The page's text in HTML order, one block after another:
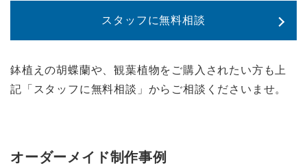
スタッフに無料相談
鉢植えの胡蝶蘭や、観葉植物をご購入されたい方も上
記「スタッフに無料相談」からご相談くださいませ。
オーダーメイド制作事例